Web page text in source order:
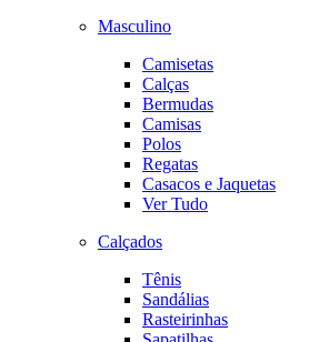
Masculino
Camisetas
Calças
Bermudas
Camisas
Polos
Regatas
Casacos e Jaquetas
Ver Tudo
Calçados
Tênis
Sandálias
Rasteirinhas